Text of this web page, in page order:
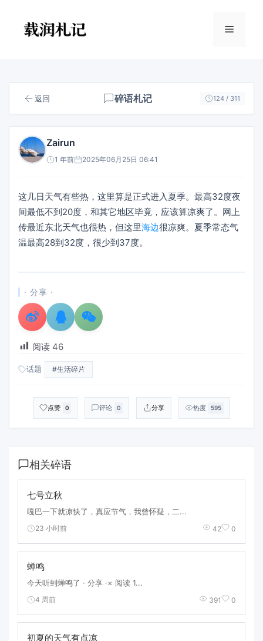
菜
返回 碎语札记 124 / 311
Zairun
1 年前 2025年06月25日 06:41
这几日天气有些热，这里算是正式进入夏季。最高32度夜
间最低不到20度，和其它地区毕竟，应该算凉爽了。网上
传最近东北天气也很热，但这里海边很凉爽。夏季常态气
温最高28到32度，很少到37度。
· 分享 ·
阅读 46
话题 #生活碎片
点赞 0 评论 0 分享 热度 595
相关碎语
七号立秋
嘎巴一下就凉快了，真应节气，我曾怀疑，二...
23 小时前 42 0
蝉鸣
今天听到蝉鸣了 · 分享 ·× 阅读 1...
4 周前 391 0
初夏的天气有点凉